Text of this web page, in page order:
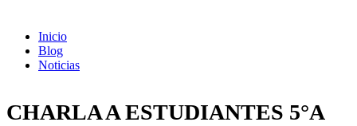
Inicio
Blog
Noticias
CHARLA A ESTUDIANTES 5°A